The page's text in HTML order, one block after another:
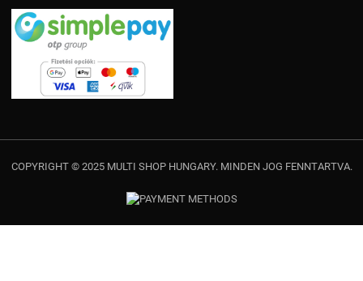
COPYRIGHT © 2025 MULTI SHOP HUNGARY. MINDEN JOG FENNTARTVA.